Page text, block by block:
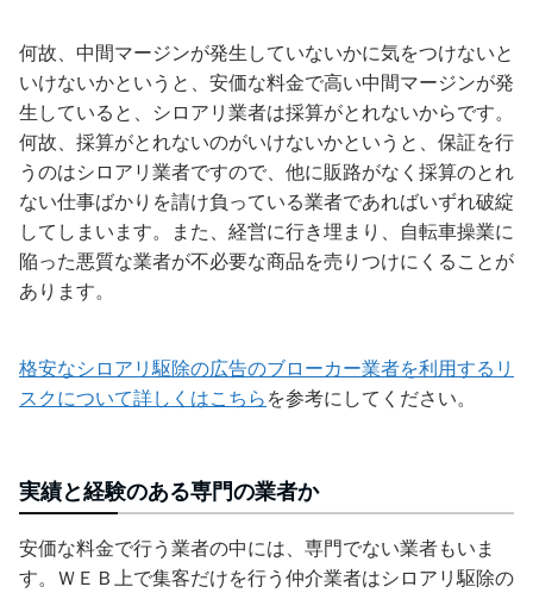
何故、中間マージンが発生していないかに気をつけないと
いけないかというと、安価な料金で高い中間マージンが発
生していると、シロアリ業者は採算がとれないからです。
何故、採算がとれないのがいけないかというと、保証を行
うのはシロアリ業者ですので、他に販路がなく採算のとれ
ない仕事ばかりを請け負っている業者であればいずれ破綻
してしまいます。また、経営に行き埋まり、自転車操業に
陥った悪質な業者が不必要な商品を売りつけにくることが
あります。
格安なシロアリ駆除の広告のブローカー業者を利用するリ
スクについて詳しくはこちら を参考にしてください。
実績と経験のある専門の業者か
安価な料金で行う業者の中には、専門でない業者もいま
す。ＷＥＢ上で集客だけを行う仲介業者はシロアリ駆除の